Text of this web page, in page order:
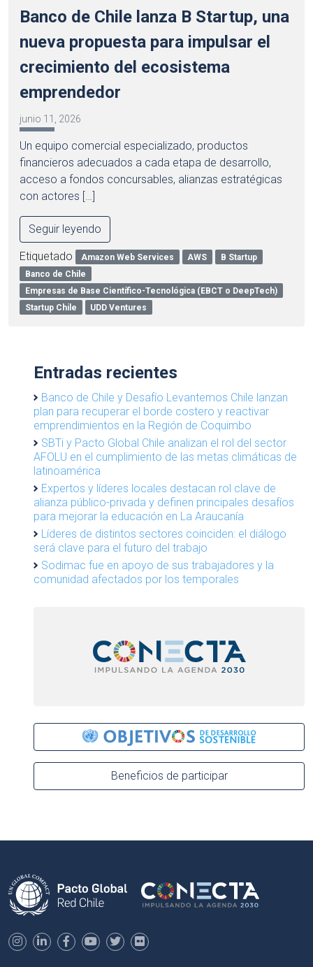
Banco de Chile lanza B Startup, una
nueva propuesta para impulsar el
crecimiento del ecosistema
emprendedor
junio 11, 2026
Un equipo comercial especializado, productos
financieros adecuados a cada etapa de desarrollo,
acceso a fondos concursables, alianzas estratégicas
con actores […]
Seguir leyendo
Etiquetado Amazon Web Services AWS
B Startup
Banco de Chile
Empresas de Base Científico-Tecnológica (EBCT o DeepTech)
Startup Chile
UDD Ventures
Entradas recientes
Banco de Chile y Desafío Levantemos Chile lanzan
plan para recuperar el borde costero y reactivar
emprendimientos en la Región de Coquimbo
SBTi y Pacto Global Chile analizan el rol del sector
AFOLU en el cumplimiento de las metas climáticas de
latinoamérica
Expertos y líderes locales destacan rol clave de
alianza público-privada y definen principales desafíos
para mejorar la educación en La Araucanía
Líderes de distintos sectores coinciden: el diálogo
será clave para el futuro del trabajo
Sodimac fue en apoyo de sus trabajadores y la
comunidad afectados por los temporales
Beneficios de participar